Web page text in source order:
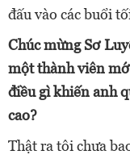
đấu vào các buổi
Chúc mừng Sơ
một thành viên
điều gì khiến anh
cao?
Thật ra tôi chưa